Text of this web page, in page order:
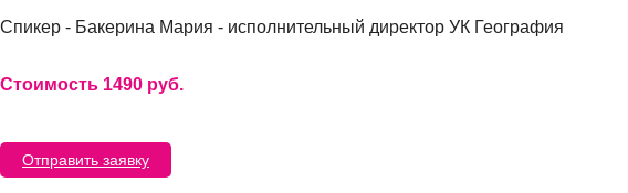
Спикер - Бакерина Мария - исполнительный директор УК География
Стоимость 1490 руб.
Отправить заявку